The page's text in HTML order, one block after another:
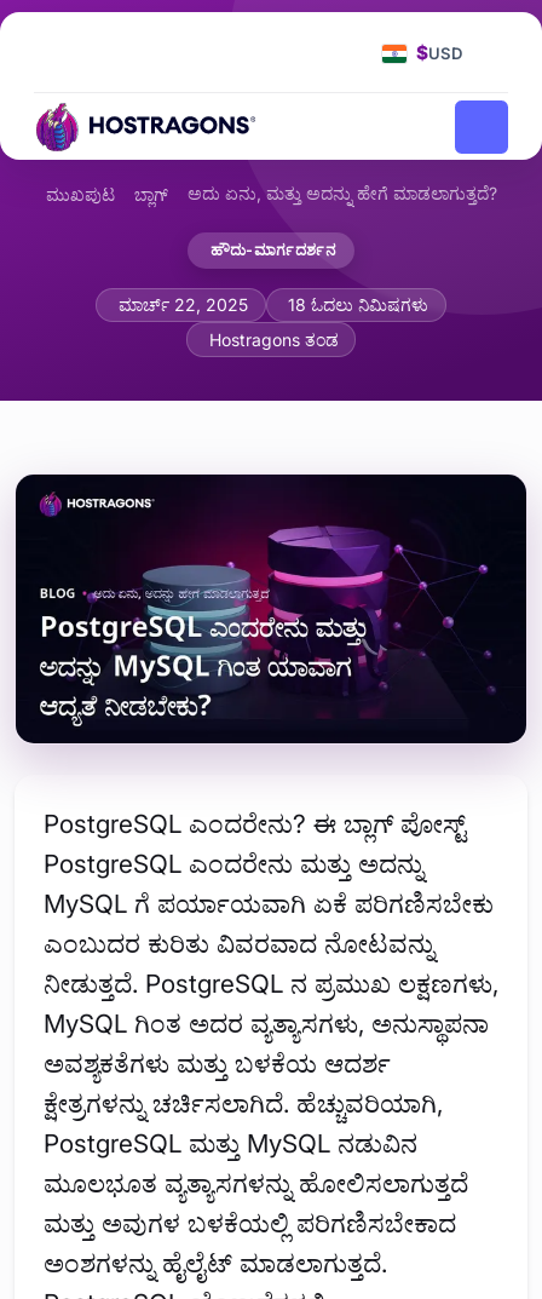
$USD
ಮುಖಪುಟ ಬ್ಲಾಗ್ ಅದು ಏನು, ಮತ್ತು ಅದನ್ನು ಹೇಗೆ ಮಾಡಲಾಗುತ್ತದೆ?
ಹೌದು-ಮಾರ್ಗದರ್ಶನ
PostgreSQL ಎಂದರೇನು ಮತ್ತು ಅದನ್ನು
ಮಾರ್ಚ್ 22, 2025
18 ಓದಲು ನಿಮಿಷಗಳು
Hostragons ತಂಡ
PostgreSQL ಎಂದರೇನು? ಈ ಬ್ಲಾಗ್ ಪೋಸ್ಟ್
PostgreSQL ಎಂದರೇನು ಮತ್ತು ಅದನ್ನು
MySQL ಗೆ ಪರ್ಯಾಯವಾಗಿ ಏಕೆ ಪರಿಗಣಿಸಬೇಕು
ಎಂಬುದರ ಕುರಿತು ವಿವರವಾದ ನೋಟವನ್ನು
ನೀಡುತ್ತದೆ. PostgreSQL ನ ಪ್ರಮುಖ ಲಕ್ಷಣಗಳು,
MySQL ಗಿಂತ ಅದರ ವ್ಯತ್ಯಾಸಗಳು, ಅನುಸ್ಥಾಪನಾ
ಅವಶ್ಯಕತೆಗಳು ಮತ್ತು ಬಳಕೆಯ ಆದರ್ಶ
ಕ್ಷೇತ್ರಗಳನ್ನು ಚರ್ಚಿಸಲಾಗಿದೆ. ಹೆಚ್ಚುವರಿಯಾಗಿ,
PostgreSQL ಮತ್ತು MySQL ನಡುವಿನ
ಮೂಲಭೂತ ವ್ಯತ್ಯಾಸಗಳನ್ನು ಹೋಲಿಸಲಾಗುತ್ತದೆ
ಮತ್ತು ಅವುಗಳ ಬಳಕೆಯಲ್ಲಿ ಪರಿಗಣಿಸಬೇಕಾದ
ಅಂಶಗಳನ್ನು ಹೈಲೈಟ್ ಮಾಡಲಾಗುತ್ತದೆ.